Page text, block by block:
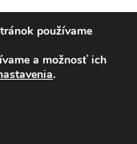
používame
a možnosť ich
.